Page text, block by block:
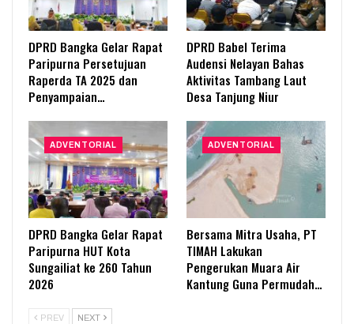
DPRD Bangka Gelar Rapat
Paripurna Persetujuan
Raperda TA 2025 dan
Penyampaian…
DPRD Babel Terima
Audensi Nelayan Bahas
Aktivitas Tambang Laut
Desa Tanjung Niur
ADVENTORIAL
DPRD Bangka Gelar Rapat
Paripurna HUT Kota
Sungailiat ke 260 Tahun
2026
ADVENTORIAL
Bersama Mitra Usaha, PT
TIMAH Lakukan
Pengerukan Muara Air
Kantung Guna Permudah…
PREV NEXT